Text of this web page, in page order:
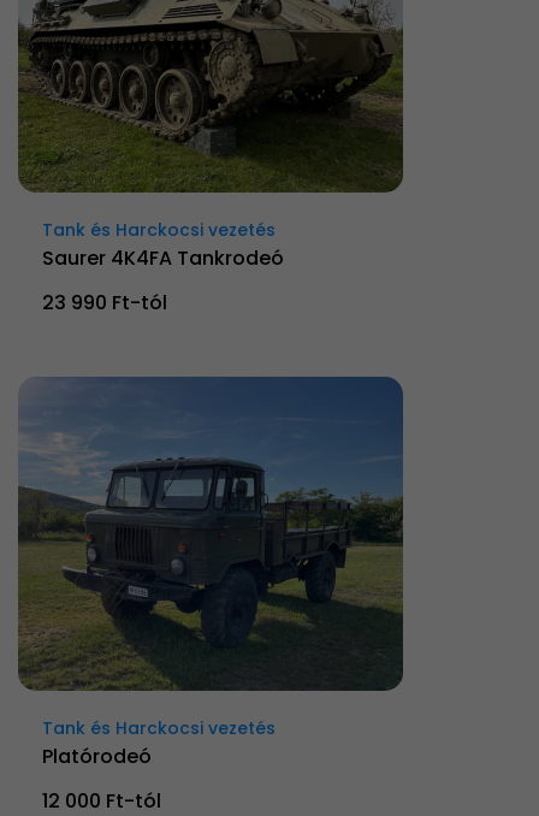
Tank és Harckocsi vezetés
Saurer 4K4FA Tankrodeó
23 990 Ft-tól
Tank és Harckocsi vezetés
Platórodeó
12 000 Ft-tól